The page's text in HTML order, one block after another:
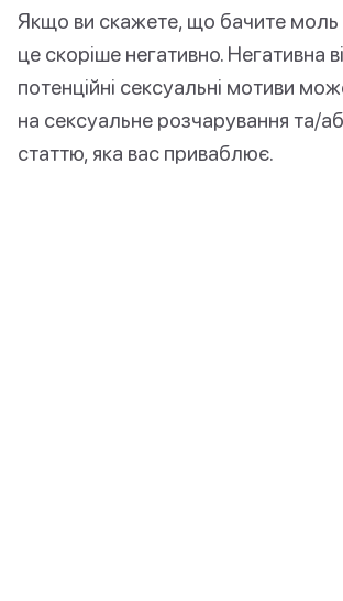
Якщо ви скажете, що бачите моль
це скоріше негативно. Негативна
потенційні сексуальні мотиви
на сексуальне розчарування та/
статтю, яка вас приваблює.